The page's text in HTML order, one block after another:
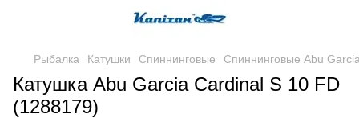
Рыбалка Катушки Спиннинговые Спиннинговые Abu
Катушка Abu Garcia Cardinal S 10 FD
(1288179)